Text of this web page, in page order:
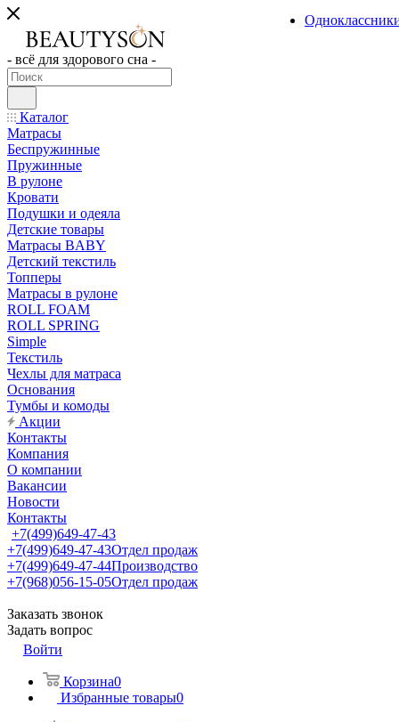
- всё для здорового сна -
Каталог
Матрасы
Беспружинные
Пружинные
В рулоне
Кровати
Подушки и одеяла
Детские товары
Матрасы BABY
Детский текстиль
Топперы
Матрасы в рулоне
ROLL FOAM
ROLL SPRING
Simple
Текстиль
Чехлы для матраса
Основания
Тумбы и комоды
Акции
Контакты
Компания
О компании
Вакансии
Новости
Контакты
+7(499)649-47-43
+7(499)649-47-43Отдел продаж
+7(499)649-47-44Производство
+7(968)056-15-05Отдел продаж
Заказать звонок
Задать вопрос
Войти
Корзина0
Избранные товары0